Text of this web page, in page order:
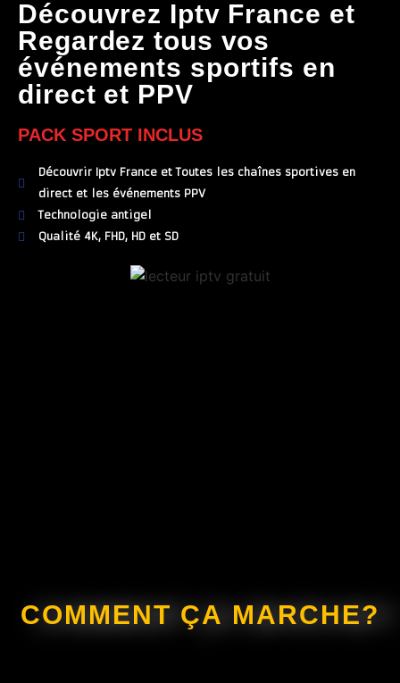
Découvrez Iptv France et
Regardez tous vos
événements sportifs en
direct et PPV
PACK SPORT INCLUS
Découvrir Iptv France et Toutes les chaînes sportives en
direct et les événements PPV
Technologie antigel
Qualité 4K, FHD, HD et SD
COMMENT ÇA MARCHE?